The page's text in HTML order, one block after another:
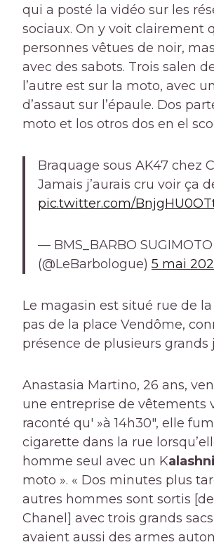
qui a posté la vidéo sur les
sociaux. On y voit clairement
personnes vêtues de noir,
avec des sabots. Trois salen
l’autre est sur la moto, avec
d’assaut sur l’épaule. Dos
moto et los otros dos en el
Braquage sous AK47 chez
Jamais j’aurais cru voir ça
pic.twitter.com/
— BMS_BARBO SUGIMOTO
(@LeBarbologue) 5 mai
Le magasin est situé rue de
pas de la place Vendôme,
présence de plusieurs grands
Anastasia Martino, 26 ans,
une entreprise de vêtements
raconté qu' »à 14h30″, elle
cigarette dans la rue
homme seul avec un K
moto ». « Dos minutes plus
autres hommes sont sortis
Chanel] avec trois grands
avaient aussi des armes